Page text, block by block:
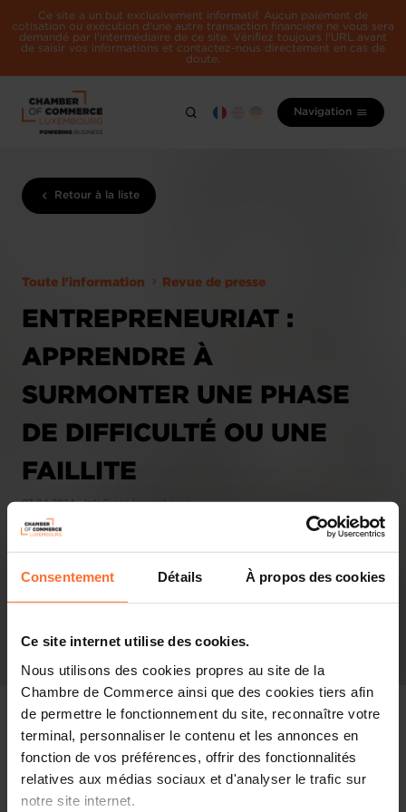
Consentement Détails À propos des cookies
Ce site internet utilise des cookies.
Nous utilisons des cookies propres au site de la
Chambre de Commerce ainsi que des cookies tiers afin
de permettre le fonctionnement du site, reconnaître votre
terminal, personnaliser le contenu et les annonces en
fonction de vos préférences, offrir des fonctionnalités
relatives aux médias sociaux et d'analyser le trafic sur
notre site internet.
Ce site a un but exclusivement informatif. Aucun paiement de
cotisation ou exécution d'une autre transaction financière ne vous sera
demandé par l'intermédiaire de ce site. Vérifiez toujours l'URL avant
de saisir vos informations et contactez-nous directement en cas de
doute.
Navigation
Retour à la liste
Toute l'information Revue de presse
ENTREPRENEURIAT :
APPRENDRE À
SURMONTER UNE PHASE
DE DIFFICULTÉ OU UNE
FAILLITE
03.04.2024 - InfoGreen Luxembourg